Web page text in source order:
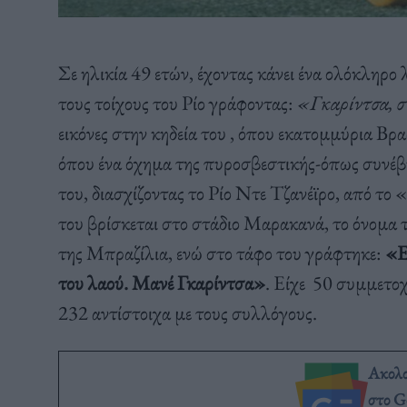
Σε ηλικία 49 ετών, έχοντας κάνει ένα ολόκληρο
τους τοίχους του Ρίο γράφοντας: «Γκαρίντσα,
εικόνες στην κηδεία του , όπου εκατομμύρια
όπου ένα όχημα της πυροσβεστικής-όπως
του, διασχίζοντας το Ρίο Ντε Τζανέϊρο, από
του βρίσκεται στο στάδιο Μαρακανά, το όνομα
της Μπραζίλια, ενώ στο τάφο του γράφτηκε:
του λαού. Μανέ Γκαρίντσα». Είχε 50
232 αντίστοιχα με τους συλλόγους.
στο